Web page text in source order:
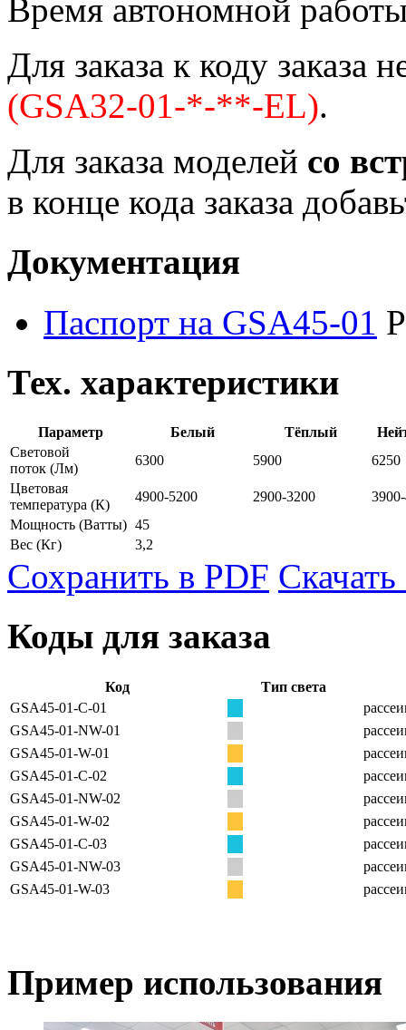
Время автономной
Для заказа к коду
(GSA32-01-*-**-EL).
Для заказа моделей со
в конце кода заказа
Документация
Паспорт на GSA45-01
Тех. характеристики
Параметр Белый Тёплый
Световой
поток (Лм)
6300 5900
6250
Цветовая
температура (К)
4900-5200 2900-3200
Мощность (Ватты) 45
Вес (Кг) 3,2
Сохранить в PDF
Коды для заказа
Код
Тип света
GSA45-01-C-01
GSA45-01-NW-01
GSA45-01-W-01
GSA45-01-C-02
GSA45-01-NW-02
GSA45-01-W-02
GSA45-01-C-03
GSA45-01-NW-03
GSA45-01-W-03
Пример использования